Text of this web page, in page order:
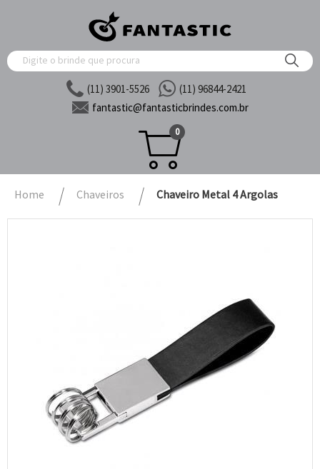
(11) 3901-5526
(11) 96844-2421
fantastic@fantasticbrindes.com.br
0
Home Chaveiros Chaveiro Metal 4 Argolas